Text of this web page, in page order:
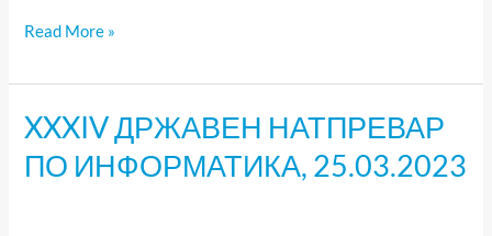
Read More »
XXXIV ДРЖАВЕН НАТПРЕВАР
ПО ИНФОРМАТИКА, 25.03.2023
XXXIV
ДРЖАВЕН
НАТПРЕВАР